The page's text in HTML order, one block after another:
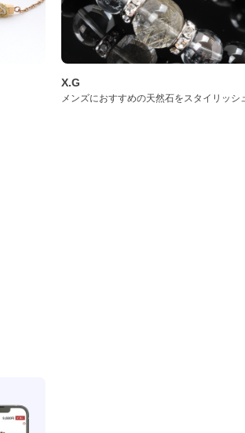
X.G
メンズにおすすめの天然石をスタイリッシ